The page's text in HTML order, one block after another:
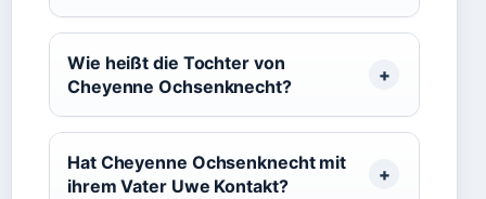
Wie heißt die Tochter von
Cheyenne Ochsenknecht?
Hat Cheyenne Ochsenknecht mit
ihrem Vater Uwe Kontakt?